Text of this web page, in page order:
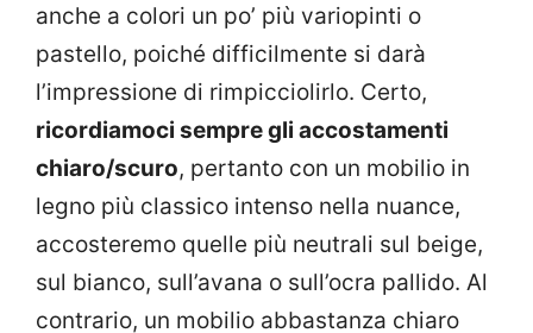
anche a colori un po’ più variopinti o
pastello, poiché difficilmente si darà
l’impressione di rimpicciolirlo. Certo,
ricordiamoci sempre gli accostamenti
chiaro/scuro, pertanto con un mobilio in
legno più classico intenso nella nuance,
accosteremo quelle più neutrali sul beige,
sul bianco, sull’avana o sull’ocra pallido. Al
contrario, un mobilio abbastanza chiaro